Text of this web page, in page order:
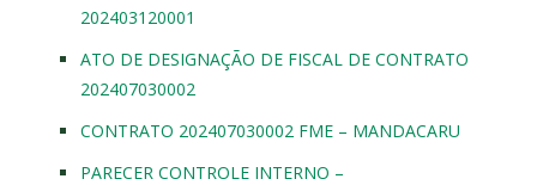
202403120001
ATO DE DESIGNAÇÃO DE FISCAL DE CONTRATO
202407030002
CONTRATO 202407030002 FME – MANDACARU
PARECER CONTROLE INTERNO –